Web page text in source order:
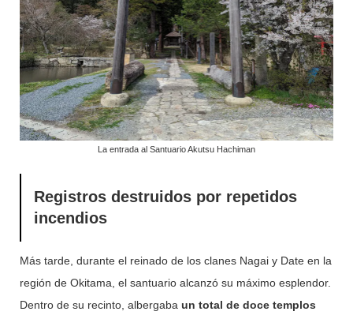
La entrada al Santuario Akutsu Hachiman
Registros destruidos por repetidos
incendios
Más tarde, durante el reinado de los clanes Nagai y Date en la
región de Okitama, el santuario alcanzó su máximo esplendor.
Dentro de su recinto, albergaba un total de doce templos